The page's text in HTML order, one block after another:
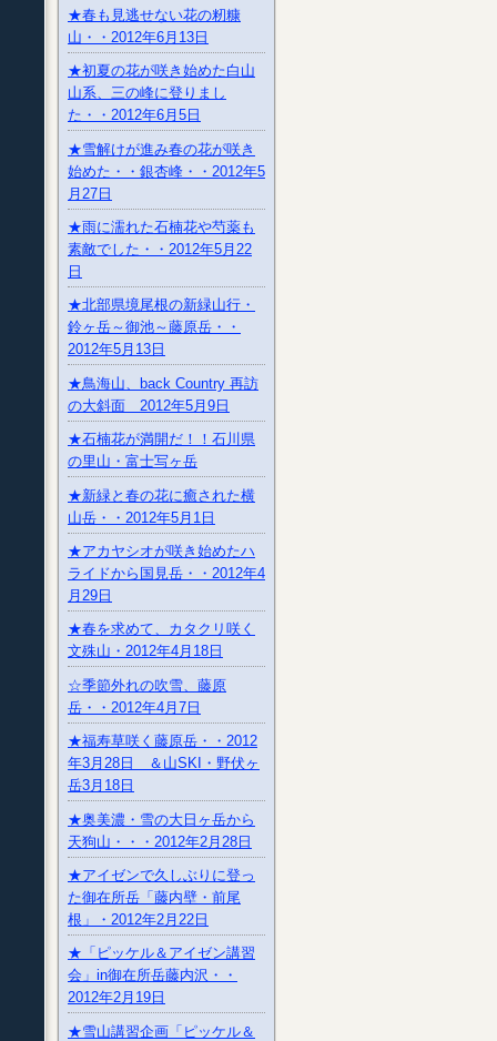
★春も見逃せない花の籾糠
山・・2012年6月13日
★初夏の花が咲き始めた白山
山系、三の峰に登りまし
た・・2012年6月5日
★雪解けが進み春の花が咲き
始めた・・銀杏峰・・2012年5
月27日
★雨に濡れた石楠花や芍薬も
素敵でした・・2012年5月22
日
★北部県境尾根の新緑山行・
鈴ヶ岳～御池～藤原岳・・
2012年5月13日
★鳥海山、back Country 再訪
の大斜面 2012年5月9日
★石楠花が満開だ！！石川県
の里山・富士写ヶ岳
★新緑と春の花に癒された横
山岳・・2012年5月1日
★アカヤシオが咲き始めたハ
ライドから国見岳・・2012年4
月29日
★春を求めて、カタクリ咲く
文殊山・2012年4月18日
☆季節外れの吹雪、藤原
岳・・2012年4月7日
★福寿草咲く藤原岳・・2012
年3月28日 ＆山SKI・野伏ヶ
岳3月18日
★奥美濃・雪の大日ヶ岳から
天狗山・・・2012年2月28日
★アイゼンで久しぶりに登っ
た御在所岳「藤内壁・前尾
根」・2012年2月22日
★「ピッケル＆アイゼン講習
会」in御在所岳藤内沢・・
2012年2月19日
★雪山講習企画「ピッケル＆